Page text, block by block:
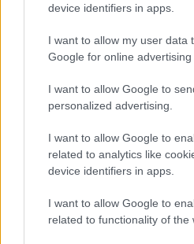
device identifiers in apps.
I want to allow my user data
Google for online advertising
I want to allow Google to
personalized advertising.
I want to allow Google to
related to analytics like
device identifiers in apps.
I want to allow Google to
related to functionality of the
Europei degli sport
Europei di tuffi Parigi 2026:
Rugby: All Blacks vs
completo del Greatest
Dai Knicks ai campionati di
hanno fatto storia